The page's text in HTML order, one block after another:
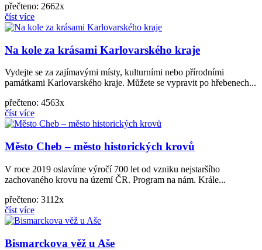
přečteno: 2662x
číst více
Na kole za krásami Karlovarského kraje
Vydejte se za zajímavými místy, kulturními nebo přírodními
památkami Karlovarského kraje. Můžete se vypravit po hřebenech...
přečteno: 4563x
číst více
Město Cheb – město historických krovů
V roce 2019 oslavíme výročí 700 let od vzniku nejstaršího
zachovaného krovu na území ČR. Program na nám. Krále...
přečteno: 3112x
číst více
Bismarckova věž u Aše